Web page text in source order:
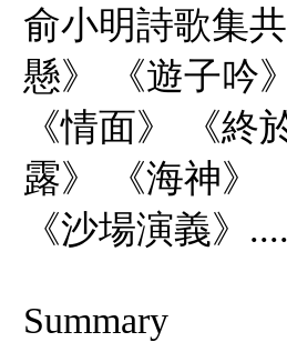
俞小明詩歌集
懸》 《遊子吟
《情面》 《
露》 《海神》
《沙場演義》
Summary